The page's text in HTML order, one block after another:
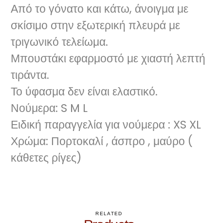
Από το γόνατο και κάτω, άνοιγμα με
σκίσιμο στην εξωτερική πλευρά με
τριγωνικό τελείωμα.
Μπουστάκι εφαρμοστό με χιαστή λεπτή
τιράντα.
Το ύφασμα δεν είναι ελαστικό.
Νούμερα: S M L
Ειδική παραγγελία για νούμερα : XS XL
Χρώμα: Πορτοκαλί , άσπρο , μαύρο (
κάθετες ρίγες)
RELATED